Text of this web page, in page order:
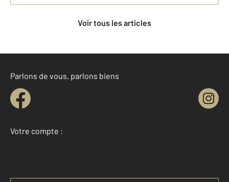
Voir tous les articles
Parlons de vous, parlons biens
Votre compte :
Accéder à mon compte